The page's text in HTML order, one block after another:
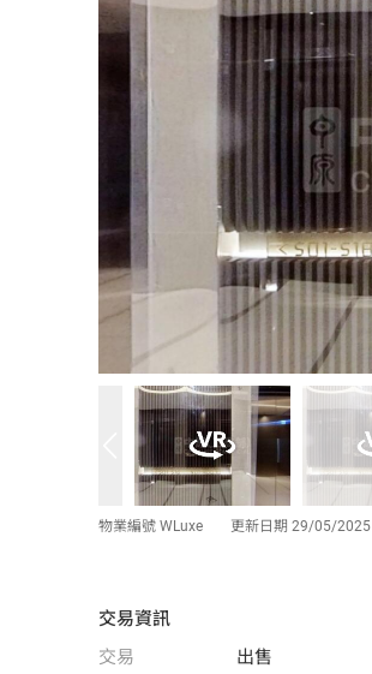
物業編號 WLuxe 更新日期 29/05/2025
交易資訊
交易
出售